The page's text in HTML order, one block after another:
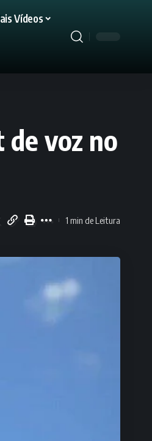
Vídeos
de voz no
1 min de Leitura